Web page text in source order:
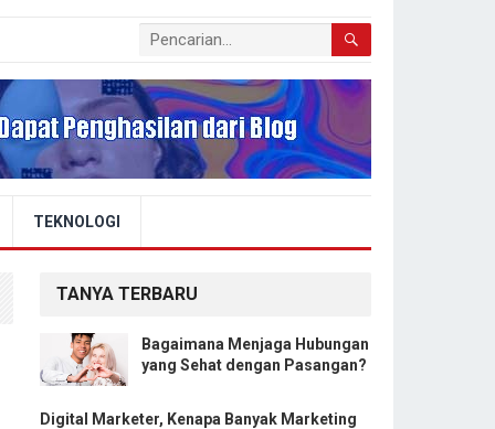
TEKNOLOGI
TANYA TERBARU
Bagaimana Menjaga Hubungan
yang Sehat dengan Pasangan?
Digital Marketer, Kenapa Banyak Marketing